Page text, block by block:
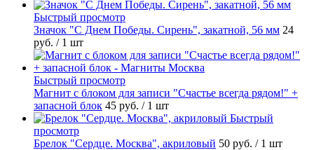
Быстрый просмотр
Значок "С Днем Победы. Сирень", закатной, 56 мм 24
руб. / 1 шт
Быстрый просмотр
Магнит с блоком для записи "Счастье всегда рядом!" +
запасной блок 45 руб. / 1 шт
Быстрый
просмотр
Брелок "Сердце. Москва", акриловый 50 руб. / 1 шт